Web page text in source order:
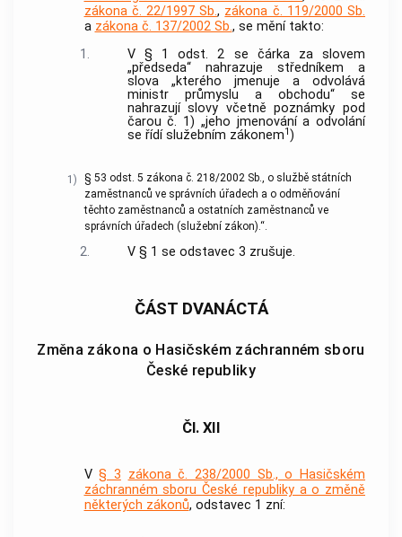
zákona č. 22/1997 Sb., zákona č. 119/2000 Sb.
a zákona č. 137/2002 Sb., se mění takto:
1.
V § 1 odst. 2 se čárka za slovem
„předseda“ nahrazuje středníkem a
slova „kterého jmenuje a odvolává
ministr průmyslu a obchodu“ se
nahrazují slovy včetně poznámky pod
čarou č. 1) „jeho jmenování a odvolání
se řídí služebním zákonem1)
1)
§ 53 odst. 5 zákona č. 218/2002 Sb., o službě státních
zaměstnanců ve správních úřadech a o odměňování
těchto zaměstnanců a ostatních zaměstnanců ve
správních úřadech (služební zákon).“.
2. V § 1 se odstavec 3 zrušuje.
ČÁST DVANÁCTÁ
Změna zákona o Hasičském záchranném sboru
České republiky
Čl. XII
V§ 3 zákona č. 238/2000 Sb., o Hasičském
záchranném sboru České republiky a o změně
některých zákonů, odstavec 1 zní: